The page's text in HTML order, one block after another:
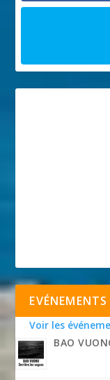
EVÉNEMENTS
Voir les
BAO